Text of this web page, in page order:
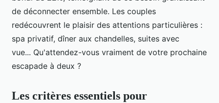
de déconnecter ensemble. Les couples
redécouvrent le plaisir des attentions particulières :
spa privatif, dîner aux chandelles, suites avec
vue... Qu'attendez-vous vraiment de votre prochaine
escapade à deux ?
Les critères essentiels pour